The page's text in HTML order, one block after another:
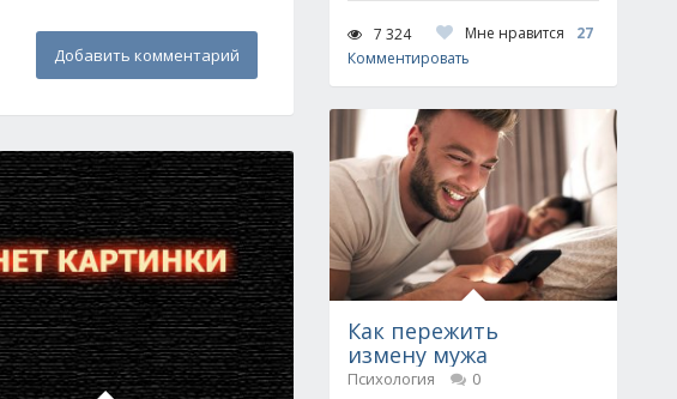
Добавить комментарий
7 324 Мне нравится
27
Комментировать
Как пережить
измену мужа
Психология
0